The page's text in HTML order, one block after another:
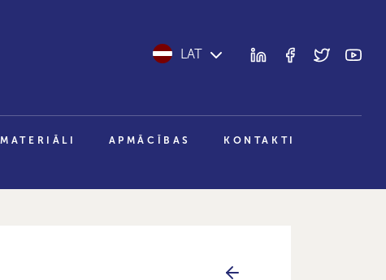
LAT
MATERIĀLI APMĀCĪBAS KONTAKTI